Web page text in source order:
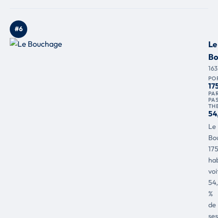
#6
Le
Le
175
%
de
ses